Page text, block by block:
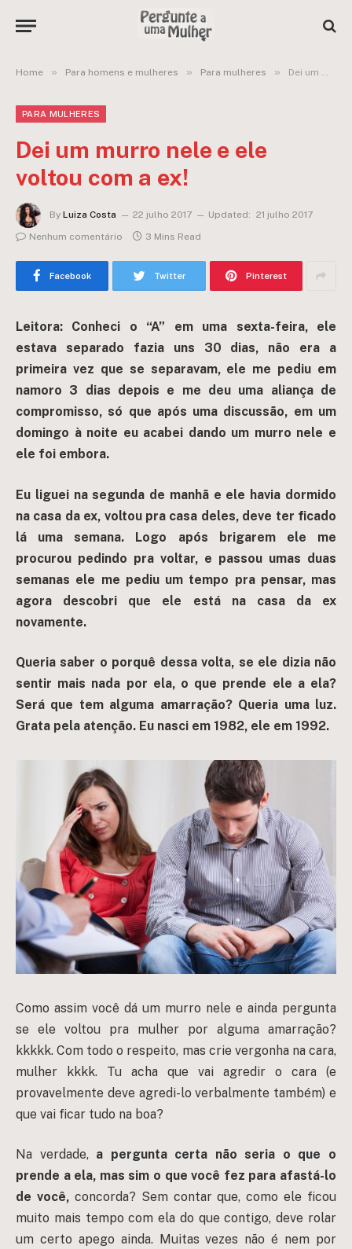
Home » Para homens e mulheres » Para mulheres » Dei um murro nele e ele voltou com a ex!
PARA MULHERES
Dei um murro nele e ele
voltou com a ex!
By Luiza Costa 22 julho 2017 Updated: 21 julho 2017
Nenhum comentário
3 Mins Read
Facebook Twitter Pinterest
Leitora: Conheci o “A” em uma sexta-feira, ele
estava separado fazia uns 30 dias, não era a
primeira vez que se separavam, ele me pediu em
namoro 3 dias depois e me deu uma aliança de
compromisso, só que após uma discussão, em um
domingo à noite eu acabei dando um murro nele e
ele foi embora.
Eu liguei na segunda de manhã e ele havia dormido
na casa da ex, voltou pra casa deles, deve ter ficado
lá uma semana. Logo após brigarem ele me
procurou pedindo pra voltar, e passou umas duas
semanas ele me pediu um tempo pra pensar, mas
agora descobri que ele está na casa da ex
novamente.
Queria saber o porquê dessa volta, se ele dizia não
sentir mais nada por ela, o que prende ele a ela?
Será que tem alguma amarração? Queria uma luz.
Grata pela atenção. Eu nasci em 1982, ele em 1992.
Como assim você dá um murro nele e ainda pergunta
se ele voltou pra mulher por alguma amarração?
kkkkk. Com todo o respeito, mas crie vergonha na cara,
mulher kkkk. Tu acha que vai agredir o cara (e
provavelmente deve agredi-lo verbalmente também) e
que vai ficar tudo na boa?
Na verdade, a pergunta certa não seria o que o
prende a ela, mas sim o que você fez para afastá-lo
de você, concorda? Sem contar que, como ele ficou
muito mais tempo com ela do que contigo, deve rolar
um certo apego ainda. Muitas vezes não é nem por